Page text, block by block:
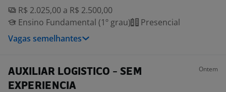
R$ 2.025,00 a R$ 2.500,00
Ensino Fundamental (1º grau)
Presencial
Vagas semelhantes
AUXILIAR LOGISTICO - SEM
EXPERIENCIA
Ontem